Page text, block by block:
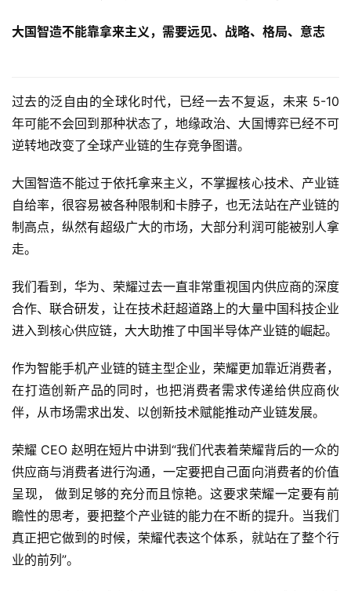
大国智造不能靠拿来主义，需要远见、战略、格局、意志
过去的泛自由的全球化时代，已经一去不复返，未来 5-10
年可能不会回到那种状态了，地缘政治、大国博弈已经不可
逆转地改变了全球产业链的生存竞争图谱。
大国智造不能过于依托拿来主义，不掌握核心技术、产业链
自给率，很容易被各种限制和卡脖子，也无法站在产业链的
制高点，纵然有超级广大的市场，大部分利润可能被别人拿
走。
我们看到，华为、荣耀过去一直非常重视国内供应商的深度
合作、联合研发，让在技术赶超道路上的大量中国科技企业
进入到核心供应链，大大助推了中国半导体产业链的崛起。
作为智能手机产业链的链主型企业，荣耀更加靠近消费者，
在打造创新产品的同时，也把消费者需求传递给供应商伙
伴，从市场需求出发、以创新技术赋能推动产业链发展。
荣耀 CEO 赵明在短片中讲到“我们代表着荣耀背后的一众的
供应商与消费者进行沟通，一定要把自己面向消费者的价值
呈现， 做到足够的充分而且惊艳。这要求荣耀一定要有前
瞻性的思考，要把整个产业链的能力在不断的提升。当我们
真正把它做到的时候，荣耀代表这个体系，就站在了整个行
业的前列”。